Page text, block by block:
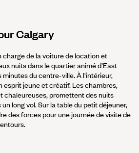
Calgary
charge de la voiture de location et
nuits dans le quartier animé d’East
minutes du centre-ville. À l'intérieur,
esprit jeune et créatif. Les chambres,
chaleureuses, promettent des nuits
long vol. Sur la table du petit déjeuner,
des forces pour une journée de visite de